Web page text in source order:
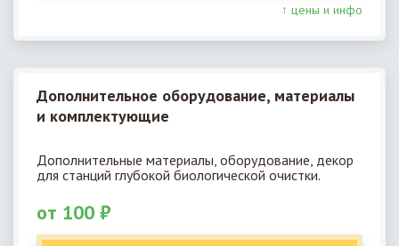
↑ цены и инфо
Дополнительное оборудование, материалы
и комплектующие
Дополнительные материалы, оборудование, декор
для станций глубокой биологической очистки.
от 100 ₽